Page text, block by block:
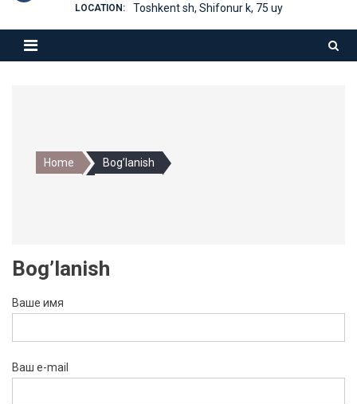
LOCATION: Toshkent sh, Shifonur k, 75 uy
Home Bog’lanish
Bog’lanish
Ваше имя
Ваш e-mail